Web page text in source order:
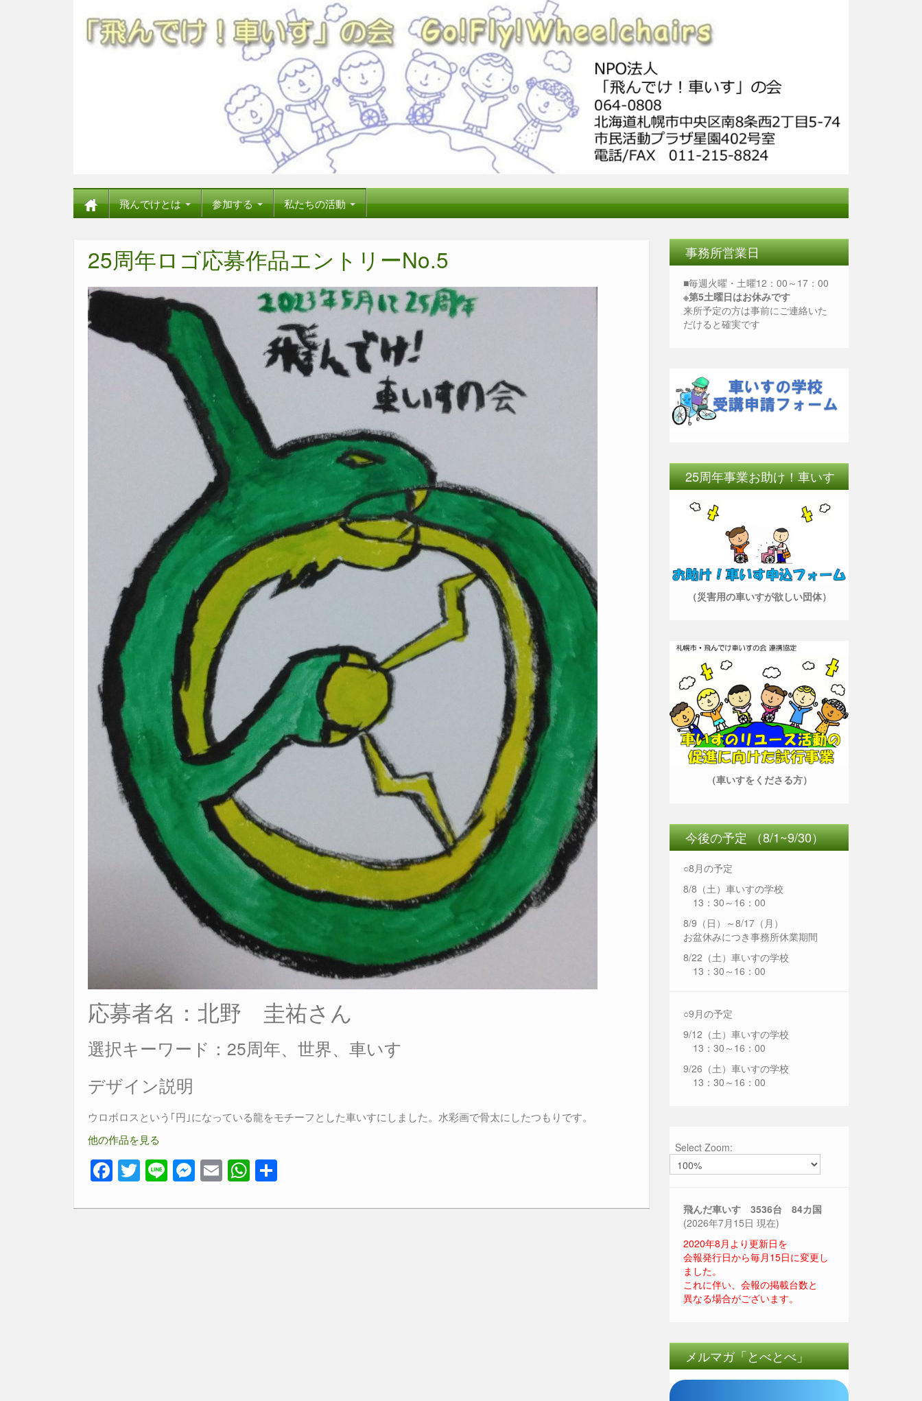
飛んでけとは 参加する 私たちの活動
25周年ロゴ応募作品エントリーNo.5
応募者名：北野 圭祐さん
選択キーワード：25周年、世界、車いす
デザイン説明
ウロボロスという｢円｣になっている龍をモチーフとした車いすにしました。水彩画で骨太にしたつもりです。
他の作品を見る
F
a
c
T
wi
tt
Li
n
e
M
e
ss
E
m
ail
W
h
at
事務所営業日
■毎週火曜・土曜12：00～17：00
※第5土曜日はお休みです
来所予定の方は事前にご連絡いた
だけると確実です
25周年事業お助け！車いす
（災害用の車いすが欲しい団体）
（車いすをくださる方）
今後の予定 （8/1~9/30）
○8月の予定
8/8（土）車いすの学校
13：30～16：00
8/9（日）～8/17（月）
お盆休みにつき事務所休業期間
8/22（土）車いすの学校
13：30～16：00
○9月の予定
9/12（土）車いすの学校
13：30～16：00
9/26（土）車いすの学校
13：30～16：00
Select Zoom:
飛んだ車いす 3536台 84カ国
(2026年7月15日 現在)
2020年8月より更新日を
会報発行日から毎月15日に変更し
ました。
これに伴い、会報の掲載台数と
異なる場合がございます。
メルマガ「とべとべ」